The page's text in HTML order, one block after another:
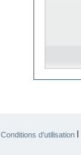
Conditions d’utilisation |